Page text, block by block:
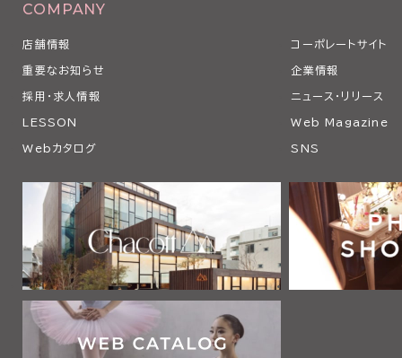
COMPANY
店舗情報 コーポレートサイト
重要なお知らせ 企業情報
採用・求人情報 ニュース・リリース
LESSON Web Magazine
Webカタログ SNS